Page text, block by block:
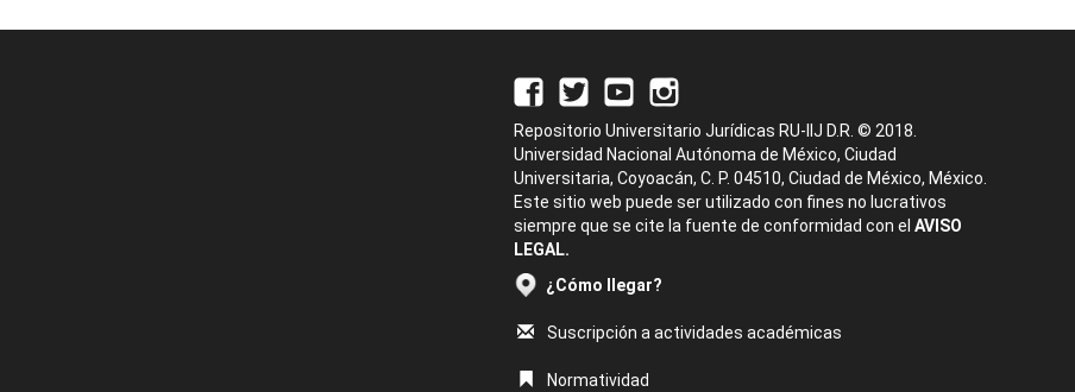
Repositorio Universitario Jurídicas RU-IIJ D.R. © 2018.
Universidad Nacional Autónoma de México, Ciudad
Universitaria, Coyoacán, C. P. 04510, Ciudad de México, México.
Este sitio web puede ser utilizado con fines no lucrativos
siempre que se cite la fuente de conformidad con el AVISO
LEGAL.
¿Cómo llegar?
Suscripción a actividades académicas
Normatividad